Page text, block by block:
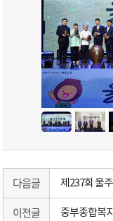
다음글 제237회 울
이전글 중부종합복